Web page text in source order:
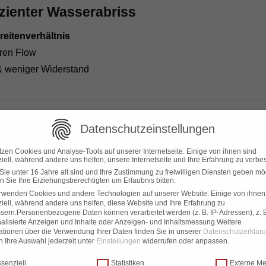
Wasserabriss
Flow
weniger Widerstand
Verstärkung
Gewicht
Reaktion
Bottom Design
Datenschutzeinstellungen
Cookies und Analyse-Tools auf unserer Internetseite. Einige von ihnen sind
während andere uns helfen, unsere Internetseite und Ihre Erfahrung zu
unter 16 Jahre alt sind und Ihre Zustimmung zu freiwilligen Diensten geben
Sie Ihre Erziehungsberechtigten um Erlaubnis bitten.
Cookies und andere Technologien auf unserer Website. Einige von ihnen
während andere uns helfen, diese Website und Ihre Erfahrung zu
Personenbezogene Daten können verarbeitet werden (z. B. IP-Adressen), z.
Anzeigen und Inhalte oder Anzeigen- und Inhaltsmessung.Weitere
über die Verwendung Ihrer Daten finden Sie in unserer
Ihre Auswahl jederzeit unter Einstellungen widerrufen oder anpassen.
Statistiken Externe